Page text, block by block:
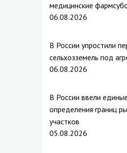
медицинские
06.08.2026
В России упростили
сельхозземель под
06.08.2026
В России ввели
определения границ
участков
05.08.2026